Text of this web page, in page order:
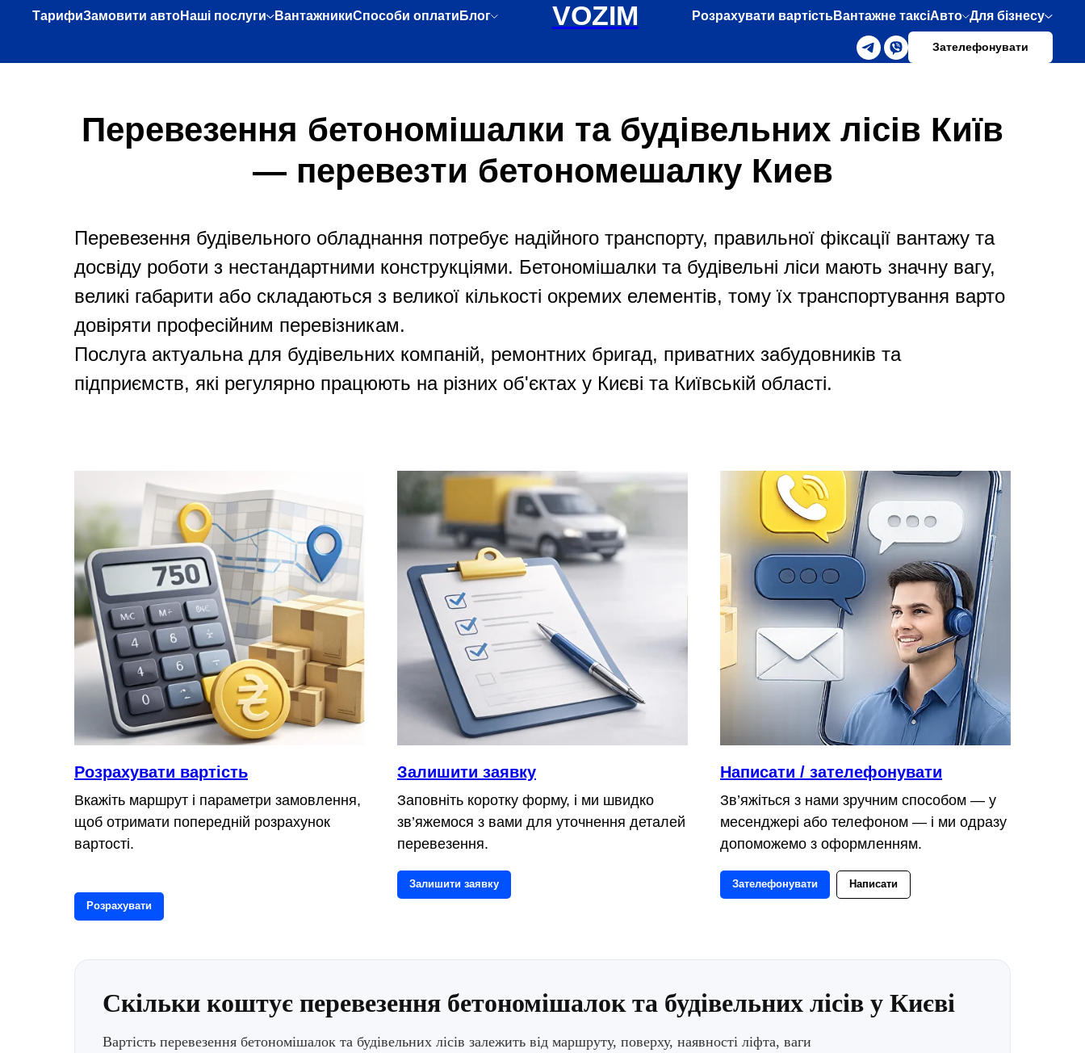
ТарифиЗамовити автоНаші послуги ВантажникиСпособи оплати Блог VOZIM Розрахувати вартістьВантажне таксіАвто Для бізнесу
Зателефонувати
Перевезення бетономішалки та будівельних лісів Київ
— перевезти бетономешалку Киев
Перевезення будівельного обладнання потребує надійного транспорту, правильної фіксації вантажу та
досвіду роботи з нестандартними конструкціями. Бетономішалки та будівельні ліси мають значну вагу,
великі габарити або складаються з великої кількості окремих елементів, тому їх транспортування варто
довіряти професійним перевізникам.
Послуга актуальна для будівельних компаній, ремонтних бригад, приватних забудовників та
підприємств, які регулярно працюють на різних об'єктах у Києві та Київській області.
Розрахувати вартість
Вкажіть маршрут і параметри замовлення,
щоб отримати попередній розрахунок
вартості.
Розрахувати
Залишити заявку
Заповніть коротку форму, і ми швидко
зв’яжемося з вами для уточнення деталей
перевезення.
Залишити заявку
Написати / зателефонувати
Зв’яжіться з нами зручним способом — у
месенджері або телефоном — і ми одразу
допоможемо з оформленням.
Зателефонувати Написати
Скільки коштує перевезення бетономішалок та будівельних лісів у Києві
Вартість перевезення бетономішалок та будівельних лісів залежить від маршруту, поверху, наявності ліфта, ваги